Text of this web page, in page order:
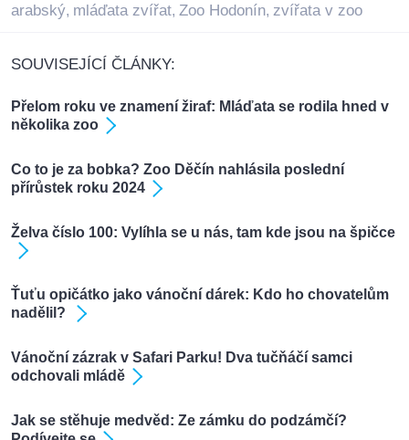
arabský, mláďata zvířat, Zoo Hodonín, zvířata v zoo
SOUVISEJÍCÍ ČLÁNKY:
Přelom roku ve znamení žiraf: Mláďata se rodila hned v
několika zoo
Co to je za bobka? Zoo Děčín nahlásila poslední
přírůstek roku 2024
Želva číslo 100: Vylíhla se u nás, tam kde jsou na špičce
Ťuťu opičátko jako vánoční dárek: Kdo ho chovatelům
nadělil?
Vánoční zázrak v Safari Parku! Dva tučňáčí samci
odchovali mládě
Jak se stěhuje medvěd: Ze zámku do podzámčí?